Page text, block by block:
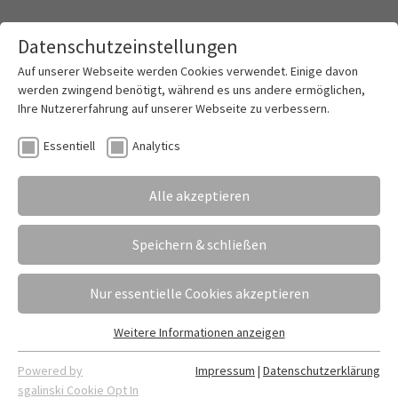
Übernehmen Roboter die Welt?
27.02.2024
Marietta Meier-Cramm (Text) | Kristin Großmann (Fotos)
Mit diesen und ähnlichen Fragestellungen haben
sich die 20 Schülerinnen, Schüler und
Auszubildenden beschäftigt, die im Dezember
erfolgreich die KMK Fremdsprachenprüfung auf
Englisch abgelegt haben.
Datenschutzeinstellungen
Auf unserer Webseite werden Cookies verwendet. Einige davon
werden zwingend benötigt, während es uns andere ermöglichen,
Ihre Nutzererfahrung auf unserer Webseite zu verbessern.
Essentiell Analytics
Alle akzeptieren
Speichern & schließen
Nur essentielle Cookies akzeptieren
Essentielle Cookies werden für grundlegende Funktionen der
Webseite benötigt. Dadurch ist gewährleistet, dass die
Weitere Informationen anzeigen
Powered by
sgalinski Cookie Opt In
Impressum | Datenschutzerklärung